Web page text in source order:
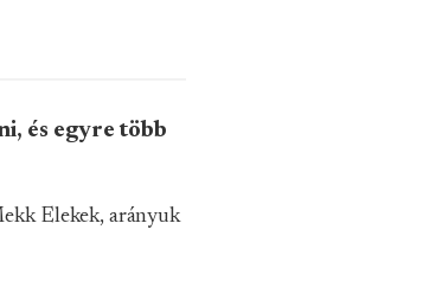
és egyre több
Elekek, arányuk